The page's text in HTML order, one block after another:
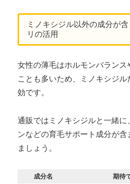
ミノキシジル以外の成分が
リの活用
女性の薄毛はホルモンバランス
ことも多いため、ミノキシジ
効です。
通販ではミノキシジルと一緒
ンなどの育毛サポート成分が
ましょう。
成分名
期待